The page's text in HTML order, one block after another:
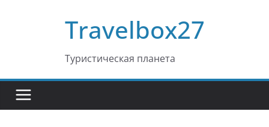
Travelbox27
Туристическая планета